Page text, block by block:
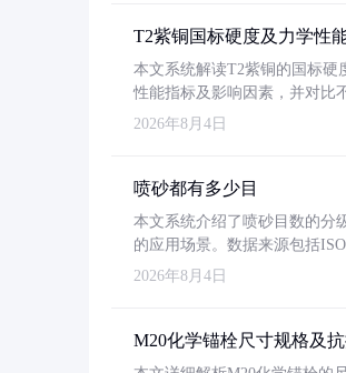
T2紫铜国标硬度及力学性
本文系统解读T2紫铜的国标硬
性能指标及影响因素，并对比
2026年8月4日
喷砂都有多少目
本文系统介绍了喷砂目数的分
的应用场景。数据来源包括
2026年8月4日
M20化学锚栓尺寸规格及